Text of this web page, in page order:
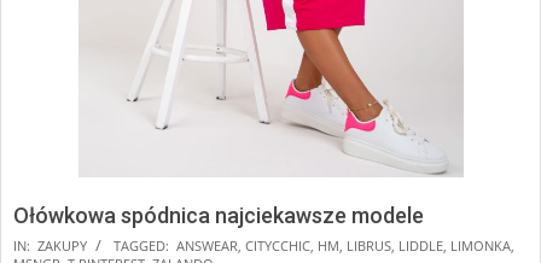
Ołówkowa spódnica najciekawsze modele
2024-
IN: ZAKUPY TAGGED: ANSWEAR, CITYCCHIC, HM, LIBRUS, LIDDLE, LIMONKA,